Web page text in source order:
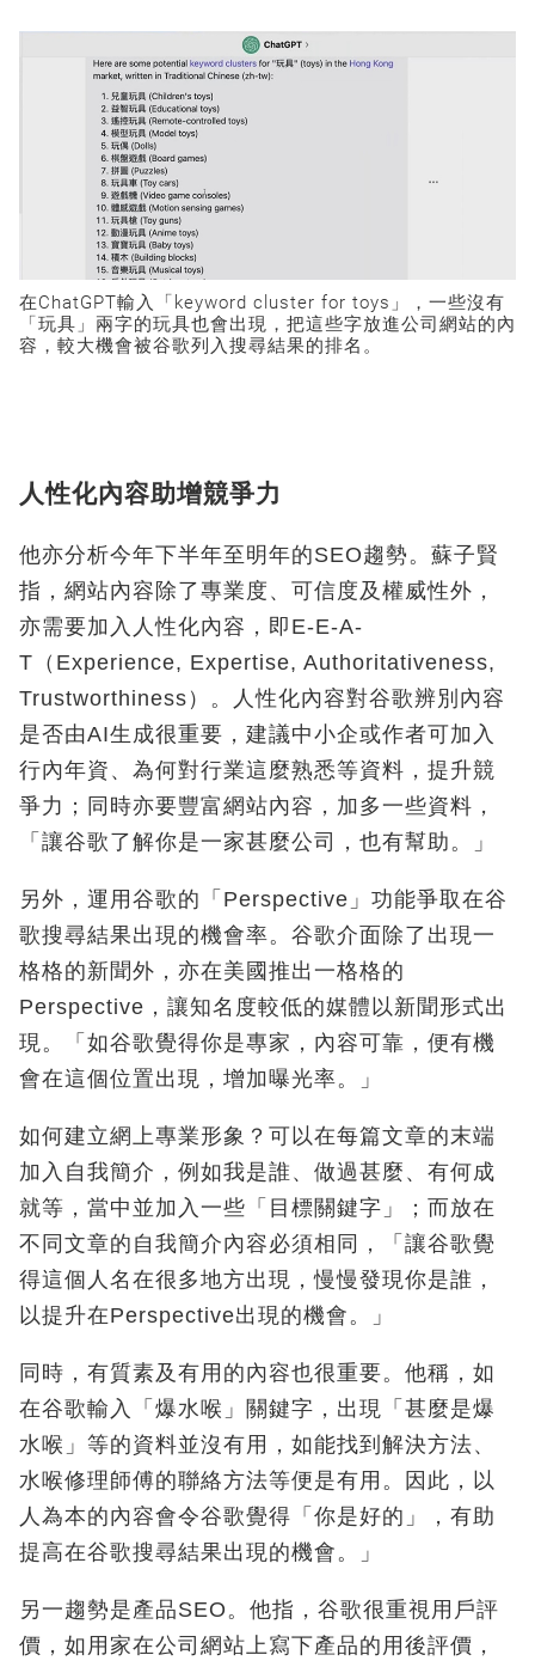
在ChatGPT輸入「keyword cluster for toys」，一些沒有
「玩具」兩字的玩具也會出現，把這些字放進公司網站的內
容，較大機會被谷歌列入搜尋結果的排名。
人性化內容助增競爭力
他亦分析今年下半年至明年的SEO趨勢。蘇子賢
指，網站內容除了專業度、可信度及權威性外，
亦需要加入人性化內容，即E-E-A-
T（Experience, Expertise, Authoritativeness,
Trustworthiness）。人性化內容對谷歌辨別內容
是否由AI生成很重要，建議中小企或作者可加入
行內年資、為何對行業這麼熟悉等資料，提升競
爭力；同時亦要豐富網站內容，加多一些資料，
「讓谷歌了解你是一家甚麼公司，也有幫助。」
另外，運用谷歌的「Perspective」功能爭取在谷
歌搜尋結果出現的機會率。谷歌介面除了出現一
格格的新聞外，亦在美國推出一格格的
Perspective，讓知名度較低的媒體以新聞形式出
現。「如谷歌覺得你是專家，內容可靠，便有機
會在這個位置出現，增加曝光率。」
如何建立網上專業形象？可以在每篇文章的末端
加入自我簡介，例如我是誰、做過甚麼、有何成
就等，當中並加入一些「目標關鍵字」；而放在
不同文章的自我簡介內容必須相同，「讓谷歌覺
得這個人名在很多地方出現，慢慢發現你是誰，
以提升在Perspective出現的機會。」
同時，有質素及有用的內容也很重要。他稱，如
在谷歌輸入「爆水喉」關鍵字，出現「甚麼是爆
水喉」等的資料並沒有用，如能找到解決方法、
水喉修理師傅的聯絡方法等便是有用。因此，以
人為本的內容會令谷歌覺得「你是好的」，有助
提高在谷歌搜尋結果出現的機會。」
另一趨勢是產品SEO。他指，谷歌很重視用戶評
價，如用家在公司網站上寫下產品的用後評價，